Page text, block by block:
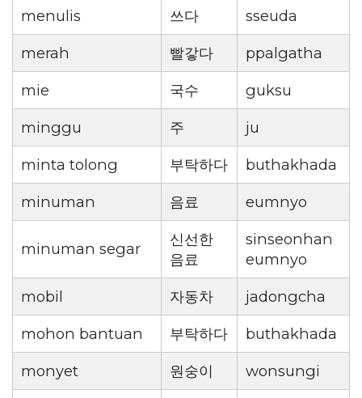
menulis
쓰다
sseuda
merah
빨갛다
ppalgatha
mie
국수
guksu
minggu
주
ju
minta tolong
부탁하다
buthakhada
minuman
음료 eumnyo
minuman segar
신선한
음료
sinseonhan
eumnyo
mobil
자동차
jadongcha
mohon bantuan
부탁하다
buthakhada
monyet
원숭이
wonsungi